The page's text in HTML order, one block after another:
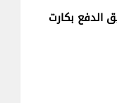
الدفع بكارت